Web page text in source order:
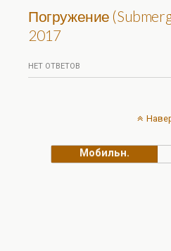
Погружение
2017
НЕТ ОТВЕТОВ
Мобильн.